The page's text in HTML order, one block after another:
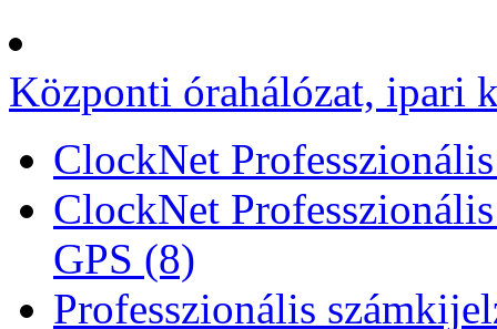
Központi órahálózat, ipari
ClockNet
ClockNet
GPS (8)
Professzionális